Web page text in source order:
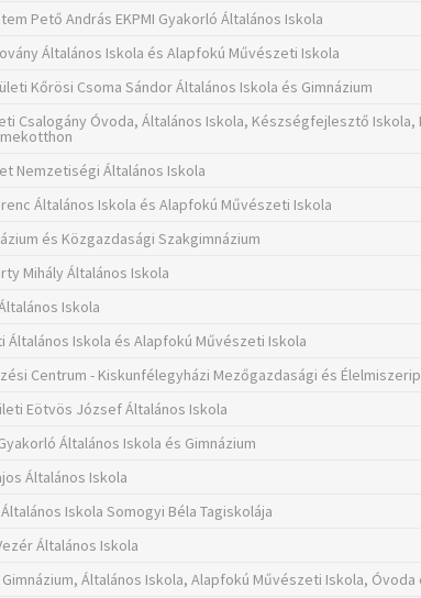
Pető András EKPMI Gyakorló Általános Iskola
Általános Iskola és Alapfokú Művészeti Iskola
Kőrösi Csoma Sándor Általános Iskola és Gimnázium
Csalogány Óvoda, Általános Iskola, Készségfejlesztő
Nemzetiségi Általános Iskola
Általános Iskola és Alapfokú Művészeti Iskola
és Közgazdasági Szakgimnázium
Mihály Általános Iskola
Iskola
Általános Iskola és Alapfokú Művészeti Iskola
Centrum - Kiskunfélegyházi Mezőgazdasági és
Eötvös József Általános Iskola
Általános Iskola és Gimnázium
Általános Iskola
Iskola Somogyi Béla Tagiskolája
Általános Iskola
Általános Iskola, Alapfokú Művészeti Iskola,